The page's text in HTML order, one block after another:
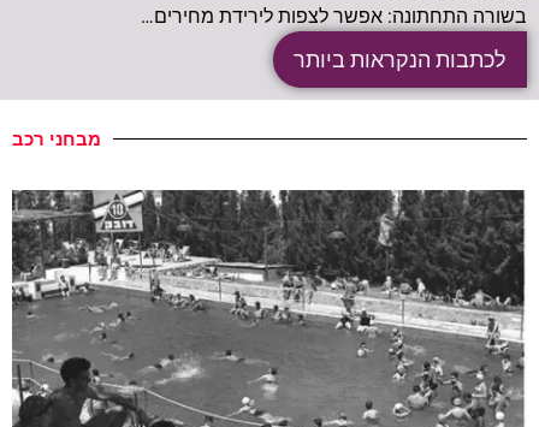
בשורה התחתונה: אפשר לצפות לירידת מחירים…
לכתבות הנקראות ביותר
מבחני רכב